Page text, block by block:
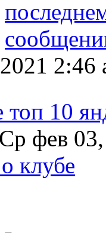
2:46
10
фев
клубе